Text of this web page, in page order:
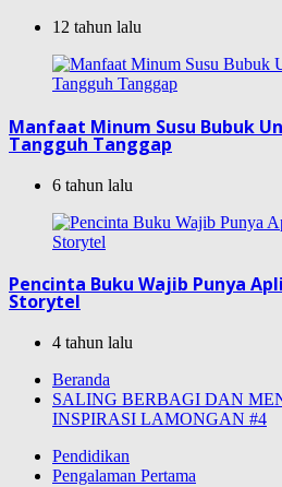
12 tahun lalu
Manfaat Minum Susu Bubuk
Tangguh Tanggap
6 tahun lalu
Pencinta Buku Wajib Punya
Storytel
4 tahun lalu
Beranda
SALING BERBAGI DAN
INSPIRASI LAMONGAN #4
Pendidikan
Pengalaman Pertama